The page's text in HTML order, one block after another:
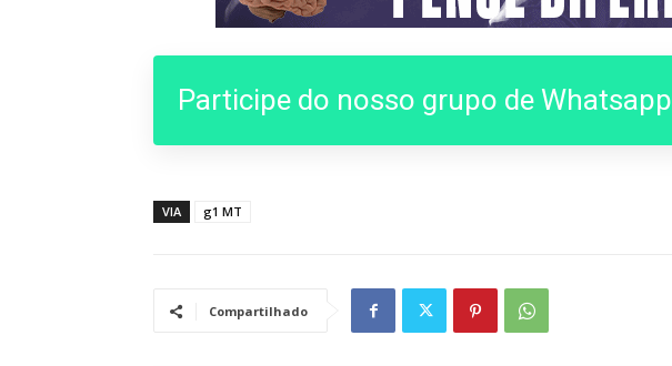
Participe do nosso grupo de Whatsapp
VIA g1 MT
Compartilhado